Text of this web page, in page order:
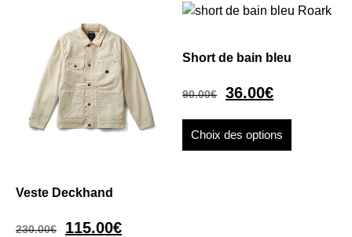
Veste Deckhand
230.00€ 115.00€
Short de bain bleu
90.00€ 36.00€
Choix des options